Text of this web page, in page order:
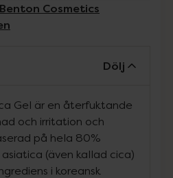
Cosmetics
Dölj
Gel är en återfuktande
och irritation och
på hela 80%
(även kallad cica)
i koreansk